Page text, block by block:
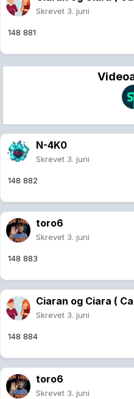
Skrevet 3. juni
148 881
N-4K0
Skrevet 3. juni
148 882
toro6
Skrevet 3. juni
148 883
Ciaran og Ciara (
Skrevet 3. juni
148 884
toro6
Skrevet 3. juni